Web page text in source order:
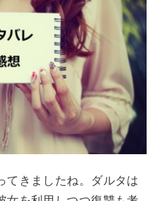
てきましたね。ダルタは